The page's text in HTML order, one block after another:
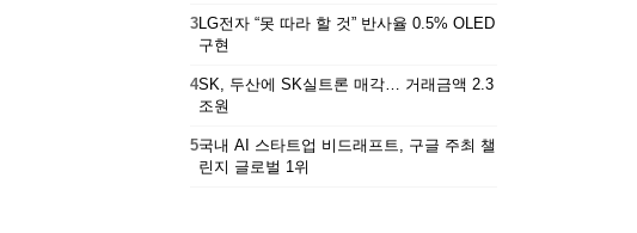
3LG전자 “못 따라 할 것” 반사율 0.5% OLED
구현
4SK, 두산에 SK실트론 매각… 거래금액 2.3
조원
5국내 AI 스타트업 비드래프트, 구글 주최 챌
린지 글로벌 1위